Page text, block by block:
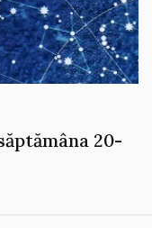
20-